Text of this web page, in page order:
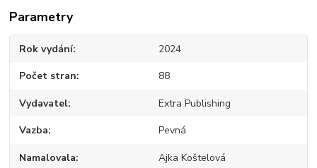
Parametry
Rok vydání 2024
Počet stran 88
Vydavatel Extra Publishing
Vazba Pevná
Namalovala Ajka Koštelová